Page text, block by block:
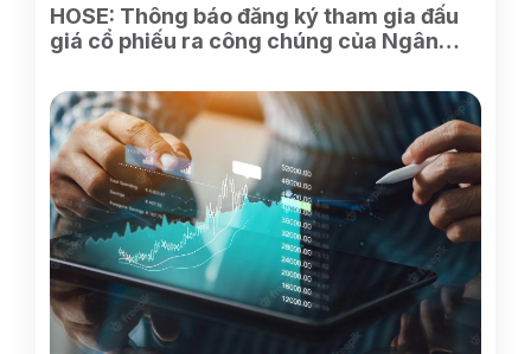
HOSE: Thông báo đăng ký tham gia đấu
giá cổ phiếu ra công chúng của Ngân